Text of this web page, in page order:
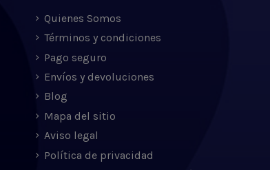
Quienes Somos
Términos y condiciones
Pago seguro
Envíos y devoluciones
Blog
Mapa del sitio
Aviso legal
Política de privacidad